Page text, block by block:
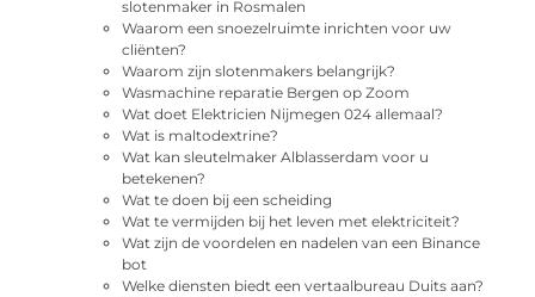
slotenmaker in Rosmalen
Waarom een snoezelruimte inrichten voor uw
cliënten?
Waarom zijn slotenmakers belangrijk?
Wasmachine reparatie Bergen op Zoom
Wat doet Elektricien Nijmegen 024 allemaal?
Wat is maltodextrine?
Wat kan sleutelmaker Alblasserdam voor u
betekenen?
Wat te doen bij een scheiding
Wat te vermijden bij het leven met elektriciteit?
Wat zijn de voordelen en nadelen van een Binance
bot
Welke diensten biedt een vertaalbureau Duits aan?